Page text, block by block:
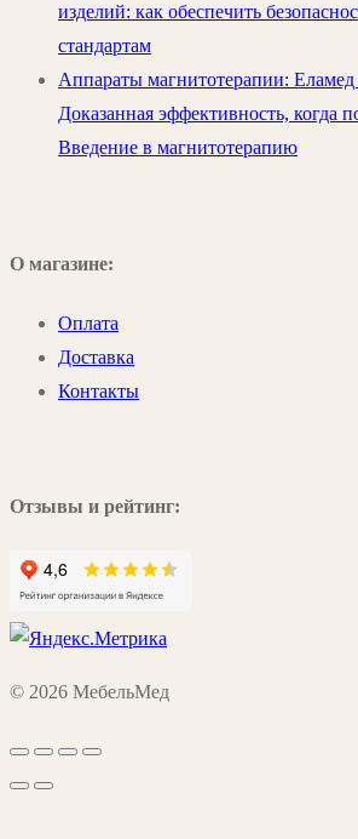
изделий: как обеспечить
стандартам
Аппараты магнитотерапии:
Доказанная эффективность, когда
Введение в магнитотерапию
О магазине:
Оплата
Доставка
Контакты
Отзывы и рейтинг:
© 2026 МебельМед